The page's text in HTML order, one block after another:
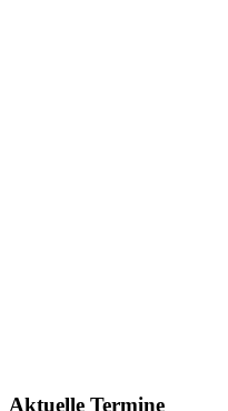
Aktuelle Termine